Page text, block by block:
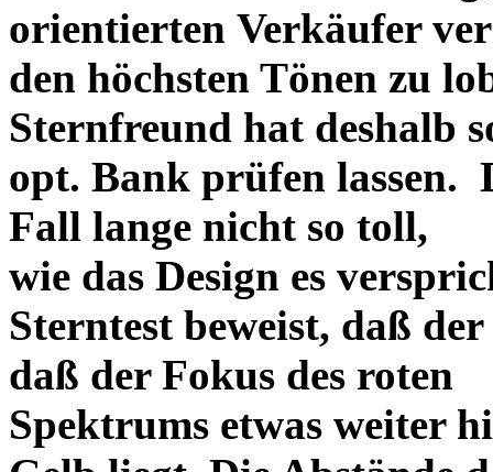
orientierten Verkäufer
den höchsten Tönen zu
Sternfreund hat deshalb
opt. Bank prüfen lassen.
Fall lange nicht so toll,
wie das Design es
Sterntest beweist, daß
daß der Fokus des roten
Spektrums etwas weiter